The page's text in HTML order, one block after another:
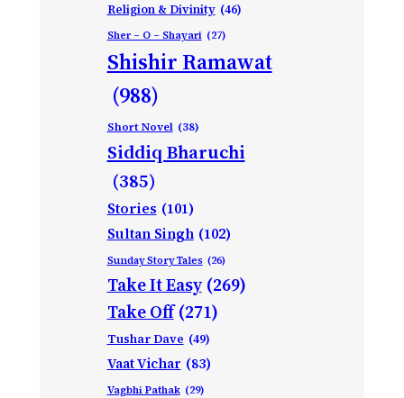
Religion & Divinity (46)
Sher – O – Shayari (27)
Shishir Ramawat
(988)
Short Novel (38)
Siddiq Bharuchi
(385)
Stories (101)
Sultan Singh (102)
Sunday Story Tales (26)
Take It Easy (269)
Take Off (271)
Tushar Dave (49)
Vaat Vichar (83)
Vagbhi Pathak (29)